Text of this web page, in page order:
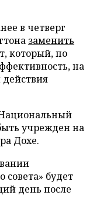
в четверг
заменить
который, по
на
учрежден на
Дохе.
будет
день после